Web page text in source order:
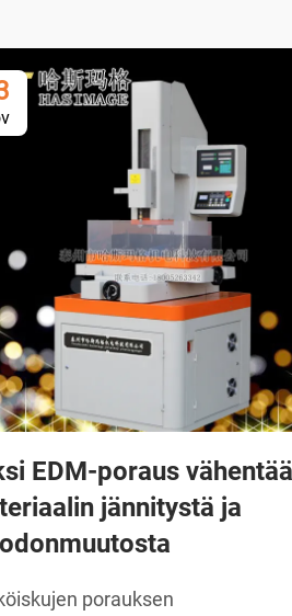
EDM-poraus vähentää
jännitystä ja
porauksen